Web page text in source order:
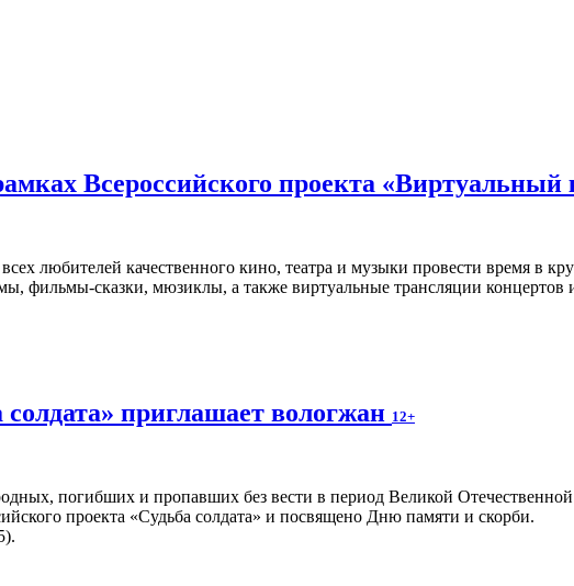
Всероссийского проекта «Виртуальный
любителей качественного кино, театра и музыки провести время в
фильмы-сказки, мюзиклы, а также виртуальные трансляции концертов
приглашает вологжан 12+
погибших и пропавших без вести в период Великой
проекта «Судьба солдата» и посвящено Дню памяти и скорби.